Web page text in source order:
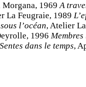
Morgana, 1969A
La Feugraie, 1989
l’océan, Atelier
1996
Sentes dans le temps,